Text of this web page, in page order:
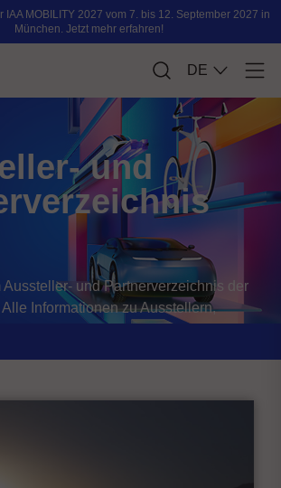
und
und Partnerverzeichnis der
Alle Informationen zu Ausstellern,